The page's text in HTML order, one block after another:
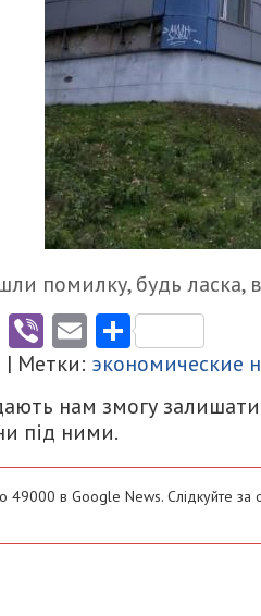
помилку, будь ласка,
WhatsApp
ViberEmail
| Метки: экономические
нам змогу
під ними.
49000 в Google News. Слідкуйте за